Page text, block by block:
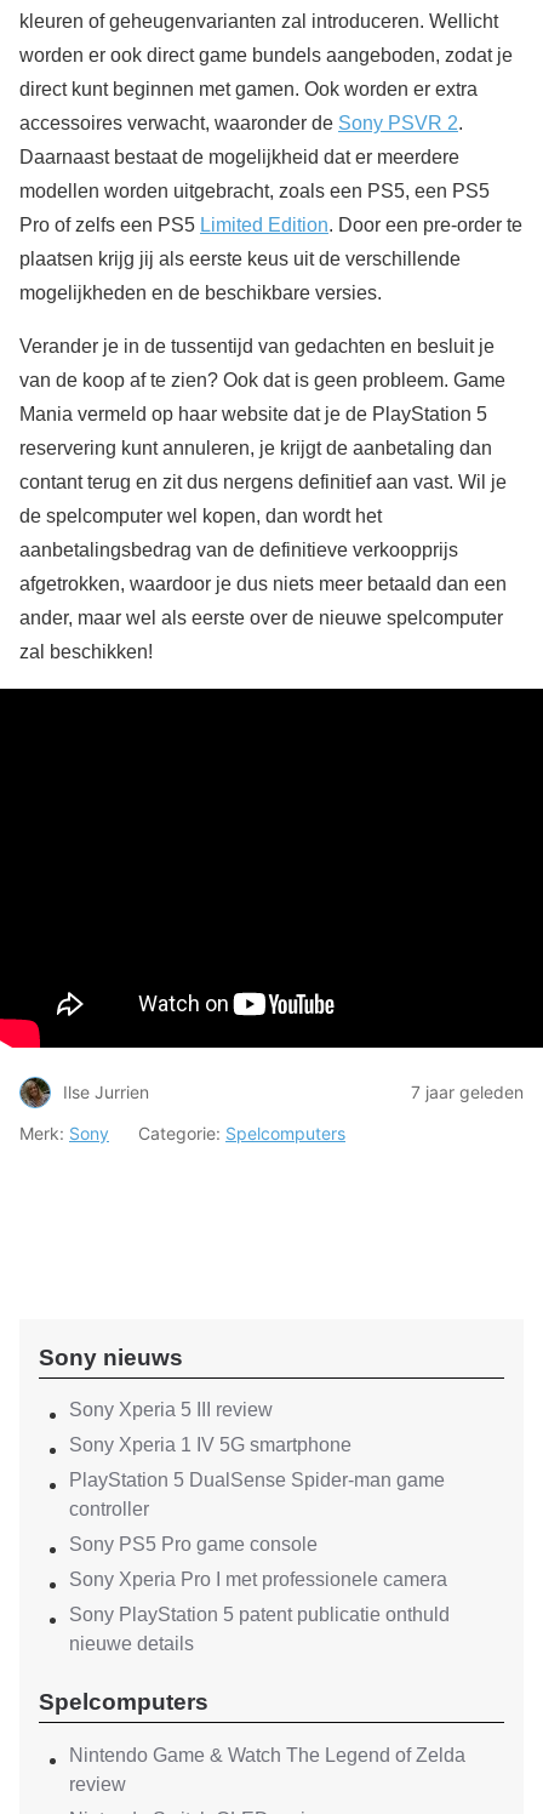
kleuren of geheugenvarianten zal introduceren. Wellicht
worden er ook direct game bundels aangeboden, zodat je
direct kunt beginnen met gamen. Ook worden er extra
accessoires verwacht, waaronder de Sony PSVR 2.
Daarnaast bestaat de mogelijkheid dat er meerdere
modellen worden uitgebracht, zoals een PS5, een PS5
Pro of zelfs een PS5 Limited Edition. Door een pre-order te
plaatsen krijg jij als eerste keus uit de verschillende
mogelijkheden en de beschikbare versies.
Verander je in de tussentijd van gedachten en besluit je
van de koop af te zien? Ook dat is geen probleem. Game
Mania vermeld op haar website dat je de PlayStation 5
reservering kunt annuleren, je krijgt de aanbetaling dan
contant terug en zit dus nergens definitief aan vast. Wil je
de spelcomputer wel kopen, dan wordt het
aanbetalingsbedrag van de definitieve verkoopprijs
afgetrokken, waardoor je dus niets meer betaald dan een
ander, maar wel als eerste over de nieuwe spelcomputer
zal beschikken!
Ilse Jurrien
7 jaar geleden
Merk: Sony Categorie: Spelcomputers
Sony nieuws
Sony Xperia 5 III review
Sony Xperia 1 IV 5G smartphone
PlayStation 5 DualSense Spider-man game
controller
Sony PS5 Pro game console
Sony Xperia Pro I met professionele camera
Sony PlayStation 5 patent publicatie onthuld
nieuwe details
Spelcomputers
Nintendo Game & Watch The Legend of Zelda
review